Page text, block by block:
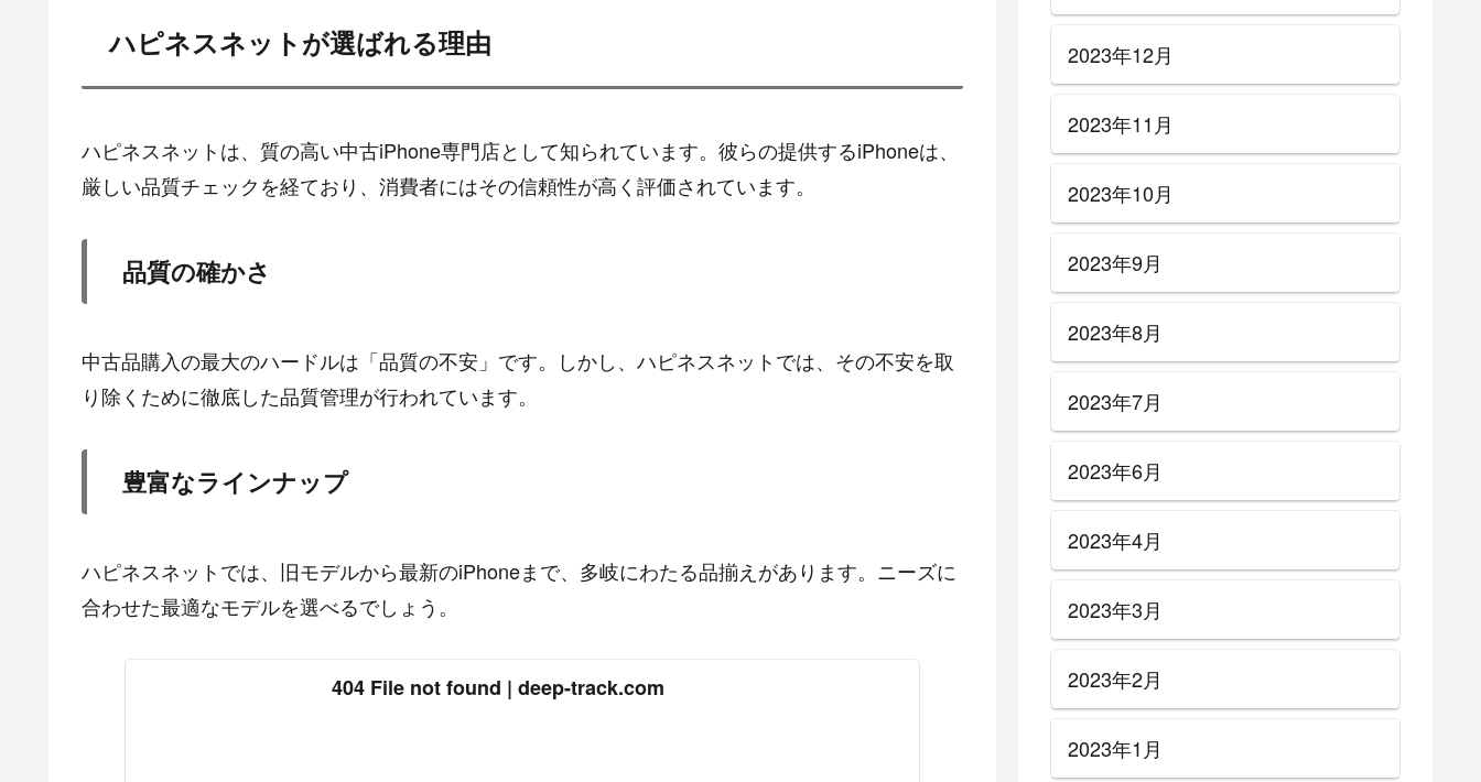
ハピネスネットが選ばれる理由
ハピネスネットは、質の高い中古iPhone専門店として知られています。彼らの提供するiPhoneは、
厳しい品質チェックを経ており、消費者にはその信頼性が高く評価されています。
品質の確かさ
中古品購入の最大のハードルは「品質の不安」です。しかし、ハピネスネットでは、その不安を取
り除くために徹底した品質管理が行われています。
豊富なラインナップ
ハピネスネットでは、旧モデルから最新のiPhoneまで、多岐にわたる品揃えがあります。ニーズに
合わせた最適なモデルを選べるでしょう。
404 File not found | deep-track.com
2023年12月
2023年11月
2023年10月
2023年9月
2023年8月
2023年7月
2023年6月
2023年4月
2023年3月
2023年2月
2023年1月